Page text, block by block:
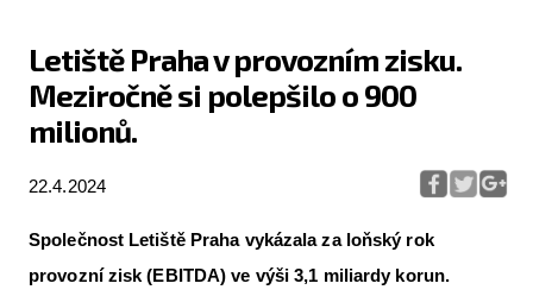
Letiště Praha v provozním zisku.
Meziročně si polepšilo o 900
milionů.
22.4.2024
Společnost Letiště Praha vykázala za loňský rok
provozní zisk (EBITDA) ve výši 3,1 miliardy korun.
Flying Revue
Pro piloty
Série & speciály